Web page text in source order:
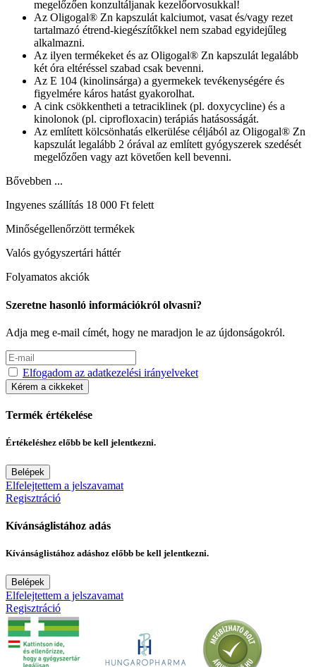
megelőzően konzultáljanak kezelőorvosukkal!
Az Oligogal® Zn kapszulát kalciumot, vasat és/vagy rezet
tartalmazó étrend-kiegészítőkkel nem szabad egyidejűleg
alkalmazni.
Az ilyen termékeket és az Oligogal® Zn kapszulát legalább
két óra eltéréssel szabad csak bevenni.
Az E 104 (kinolinsárga) a gyermekek tevékenységére és
figyelmére káros hatást gyakorolhat.
A cink csökkentheti a tetraciklinek (pl. doxycycline) és a
kinolonok (pl. ciprofloxacin) terápiás hatásosságát.
Az említett kölcsönhatás elkerülése céljából az Oligogal® Zn
kapszulát legalább 2 órával az említett gyógyszerek szedését
megelőzően vagy azt követően kell bevenni.
Bővebben ...
Ingyenes szállítás 18 000 Ft felett
Minőségellenőrzött termékek
Valós gyógyszertári háttér
Folyamatos akciók
Szeretne hasonló információkról olvasni?
Adja meg e-mail címét, hogy ne maradjon le az újdonságokról.
Elfogadom az adatkezelési irányelveket
Kérem a cikkeket
Termék értékelése
Értékeléshez előbb be kell jelentkezni.
Belépek
Elfelejtettem a jelszavamat
Regisztráció
Kívánságlistához adás
Kívánságlistához adáshoz előbb be kell jelentkezni.
Belépek
Elfelejtettem a jelszavamat
Regisztráció